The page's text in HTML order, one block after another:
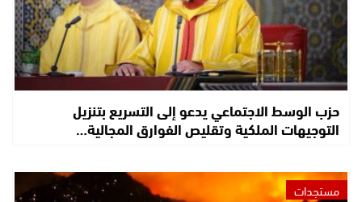
حزب الوسط الاجتماعي يدعو إلى التسريع بتنزيل
التوجيهات الملكية وتقليص الفوارق المجالية…
مستجدات